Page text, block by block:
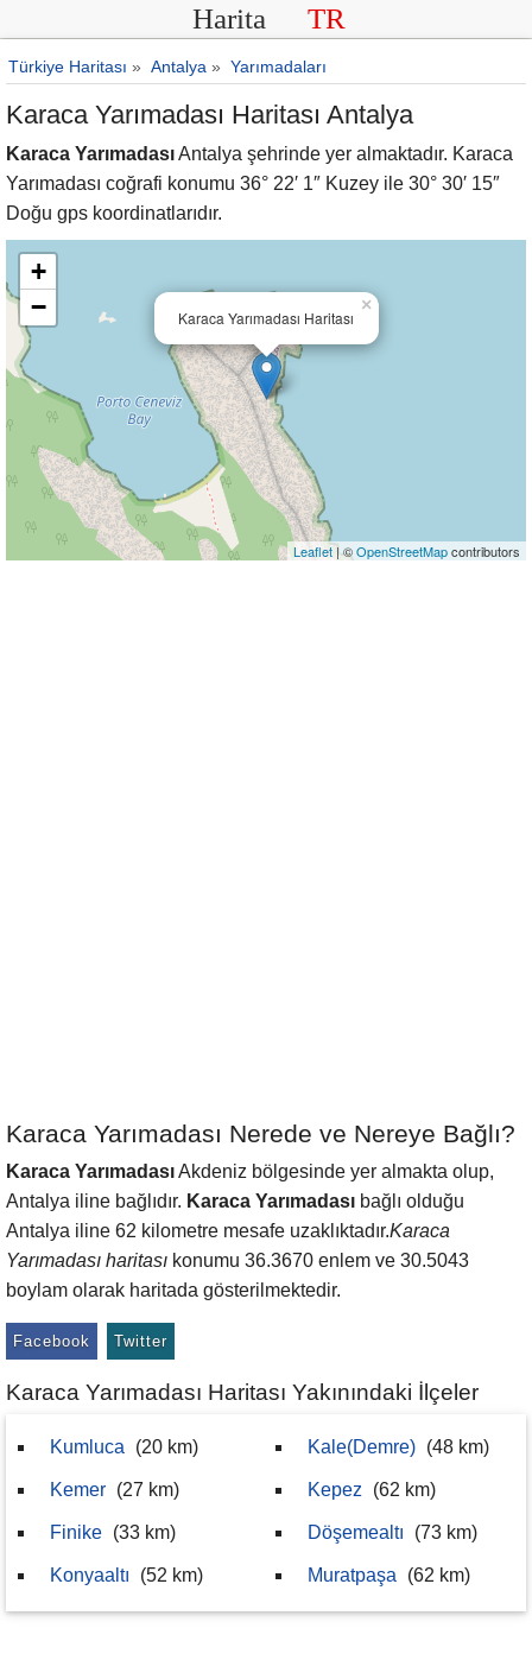
Harita TR
Türkiye Haritası » Antalya » Yarımadaları
Karaca Yarımadası Haritası Antalya
Karaca YarımadasıAntalya şehrinde yer almaktadır. Karaca
Yarımadası coğrafi konumu 36° 22′ 1″ Kuzey ile 30° 30′ 15″
Doğu gps koordinatlarıdır.
Karaca Yarımadası Haritası
×
+
−
Leaflet| ©OpenStreetMapcontributors
Karaca Yarımadası Nerede ve Nereye Bağlı?
Karaca YarımadasıAkdeniz bölgesinde yer almakta olup,
Antalya iline bağlıdır. Karaca Yarımadası bağlı olduğu
Antalya iline 62 kilometre mesafe uzaklıktadır.Karaca
Yarımadası haritası konumu 36.3670 enlem ve 30.5043
boylam olarak haritada gösterilmektedir.
Facebook Twitter
Karaca Yarımadası Haritası Yakınındaki İlçeler
Kumluca (20 km)
Kemer (27 km)
Finike (33 km)
Konyaaltı (52 km)
Kale(Demre) (48 km)
Kepez (62 km)
Döşemealtı (73 km)
Muratpaşa (62 km)